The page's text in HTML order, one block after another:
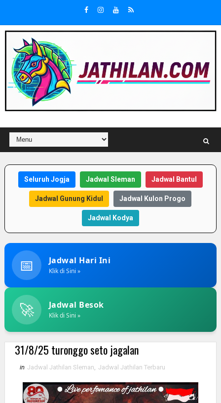
Seluruh Jogja Jadwal Sleman Jadwal Bantul
Jadwal Gunung Kidul Jadwal Kulon Progo
Jadwal Kodya
📅 Jadwal Hari Ini
Klik di Sini »
🚀 Jadwal Besok
Klik di Sini »
31/8/25 turonggo seto jagalan
in Jadwal Jathilan Sleman Jadwal Jathilan Terbaru